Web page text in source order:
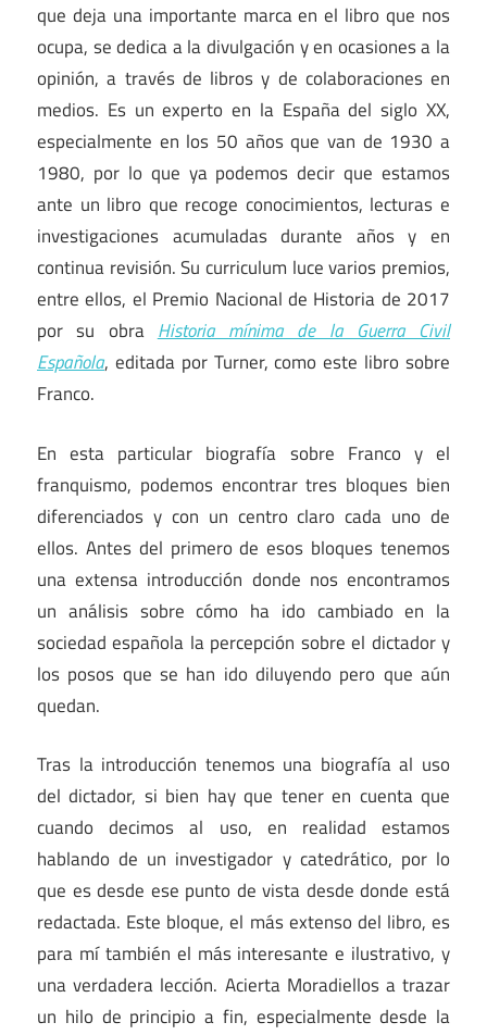
que deja una importante marca en el libro que nos
ocupa, se dedica a la divulgación y en ocasiones a la
opinión, a través de libros y de colaboraciones en
medios. Es un experto en la España del siglo XX,
especialmente en los 50 años que van de 1930 a
1980, por lo que ya podemos decir que estamos
ante un libro que recoge conocimientos, lecturas e
investigaciones acumuladas durante años y en
continua revisión. Su curriculum luce varios premios,
entre ellos, el Premio Nacional de Historia de 2017
por su obraHistoria mínima de la Guerra Civil
Española, editada por Turner, como este libro sobre
Franco.
En esta particular biografía sobre Franco y el
franquismo, podemos encontrar tres bloques bien
diferenciados y con un centro claro cada uno de
ellos. Antes del primero de esos bloques tenemos
una extensa introducción donde nos encontramos
un análisis sobre cómo ha ido cambiado en la
sociedad española la percepción sobre el dictador y
los posos que se han ido diluyendo pero que aún
quedan.
Tras la introducción tenemos una biografía al uso
del dictador, si bien hay que tener en cuenta que
cuando decimos al uso, en realidad estamos
hablando de un investigador y catedrático, por lo
que es desde ese punto de vista desde donde está
redactada. Este bloque, el más extenso del libro, es
para mí también el más interesante e ilustrativo, y
una verdadera lección. Acierta Moradiellos a trazar
un hilo de principio a fin, especialmente desde la